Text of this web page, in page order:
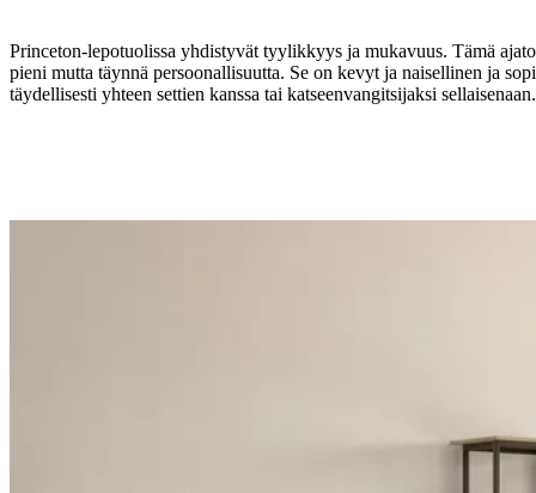
Princeton-lepotuolissa yhdistyvät tyylikkyys ja mukavuus. Tämä
pieni mutta täynnä persoonallisuutta. Se on kevyt ja naisellinen ja
täydellisesti yhteen settien kanssa tai katseenvangitsijaksi sellaisenaan.